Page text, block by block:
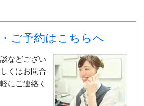
ご予約はこちらへ
などござい
くはお問合
にご連絡く